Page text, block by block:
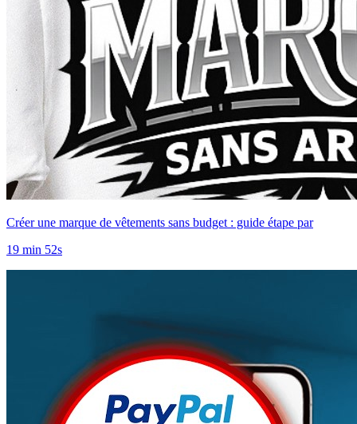
Créer une marque de vêtements sans budget : guide étape par
19 min 52s